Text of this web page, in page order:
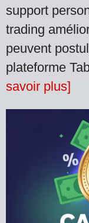
support
trading
peuvent
plateforme
savoir plus]